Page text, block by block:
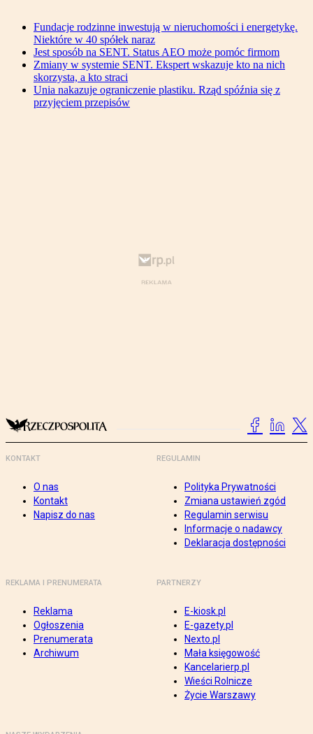
Fundacje rodzinne inwestują w nieruchomości i energetykę.
Niektóre w 40 spółek naraz
Jest sposób na SENT. Status AEO może pomóc firmom
Zmiany w systemie SENT. Ekspert wskazuje kto na nich
skorzysta, a kto straci
Unia nakazuje ograniczenie plastiku. Rząd spóźnia się z
przyjęciem przepisów
KONTAKT
O nas
Kontakt
Napisz do nas
REGULAMIN
Polityka Prywatności
Zmiana ustawień zgód
Regulamin serwisu
Informacje o nadawcy
Deklaracja dostępności
REKLAMA I PRENUMERATA
Reklama
Ogłoszenia
Prenumerata
Archiwum
PARTNERZY
E-kiosk.pl
E-gazety.pl
Nexto.pl
Mała księgowość
Kancelarierp.pl
Wieści Rolnicze
Życie Warszawy